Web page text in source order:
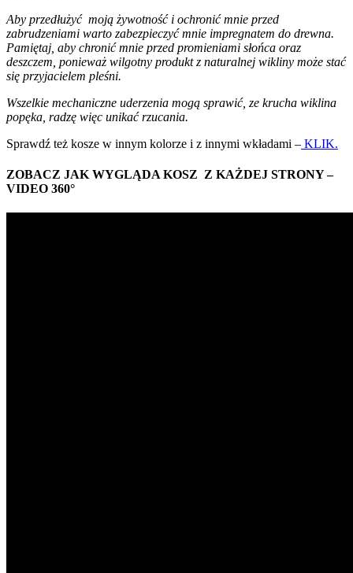
Aby przedłużyć moją żywotność i ochronić mnie przed
zabrudzeniami warto zabezpieczyć mnie impregnatem do drewna.
Pamiętaj, aby chronić mnie przed promieniami słońca oraz
deszczem, ponieważ wilgotny produkt z naturalnej wikliny może stać
się przyjacielem pleśni.
Wszelkie mechaniczne uderzenia mogą sprawić, ze krucha wiklina
popęka, radzę więc unikać rzucania.
Sprawdź też kosze w innym kolorze i z innymi wkładami – KLIK.
ZOBACZ JAK WYGLĄDA KOSZ Z KAŻDEJ STRONY –
VIDEO 360°